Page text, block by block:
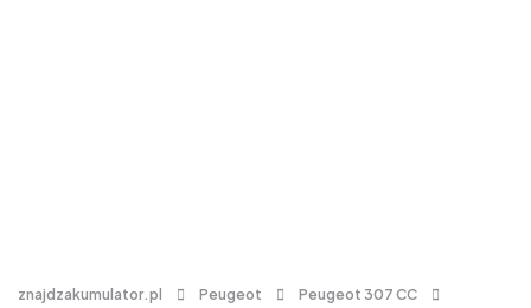
znajdzakumulator.pl Peugeot
Peugeot 307 CC